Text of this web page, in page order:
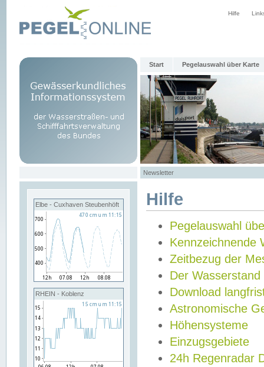
Hilfe
Start Pegelauswahl über Karte
Newsletter
Elbe - Cuxhaven Steubenhöft
RHEIN - Koblenz
Hilfe
Pegelauswahl
Kennzeichnende
Zeitbezug der
Der Wasserstand
Download
Astronomische
Höhensysteme
Einzugsgebiete
24h Regenradar